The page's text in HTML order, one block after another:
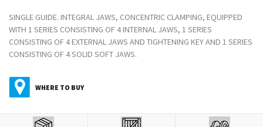
SINGLE GUIDE. INTEGRAL JAWS, CONCENTRIC CLAMPING, EQUIPPED
WITH 1 SERIES CONSISTING OF 4 INTERNAL JAWS, 1 SERIES
CONSISTING OF 4 EXTERNAL JAWS AND TIGHTENING KEY AND 1 SERIES
CONSISTING OF 4 SOLID SOFT JAWS.
WHERE TO BUY